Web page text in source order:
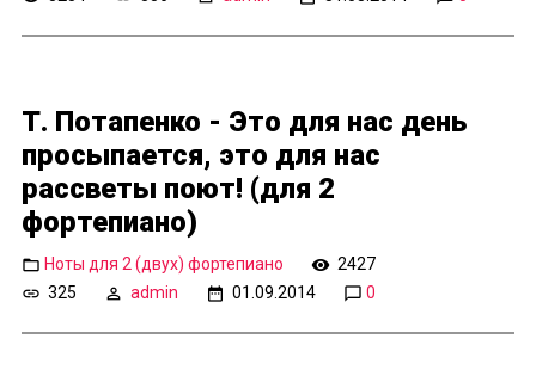
Т. Потапенко - Это для нас день
просыпается, это для нас
рассветы поют! (для 2
фортепиано)
Ноты для 2 (двух) фортепиано
2427
325
admin 01.09.2014 0